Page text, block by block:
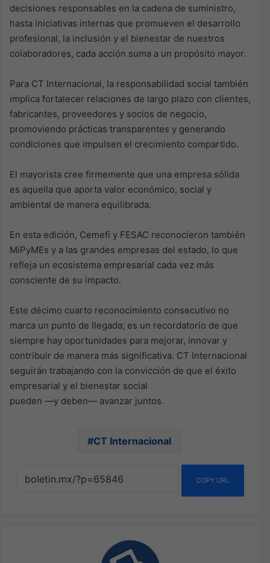
decisiones responsables en la cadena de suministro,
hasta iniciativas internas que promueven el desarrollo
profesional, la inclusión y el bienestar de nuestros
colaboradores, cada acción suma a un propósito mayor.
Para CT Internacional, la responsabilidad social también
implica fortalecer relaciones de largo plazo con clientes,
fabricantes, proveedores y socios de negocio,
promoviendo prácticas transparentes y generando
condiciones que impulsen el crecimiento compartido.
El mayorista cree firmemente que una empresa sólida
es aquella que aporta valor económico, social y
ambiental de manera equilibrada.
En esta edición, Cemefi y FESAC reconocieron también
MiPyMEs y a las grandes empresas del estado, lo que
refleja un ecosistema empresarial cada vez más
consciente de su impacto.
Este décimo cuarto reconocimiento consecutivo no
marca un punto de llegada; es un recordatorio de que
siempre hay oportunidades para mejorar, innovar y
contribuir de manera más significativa. CT Internacional
seguirán trabajando con la convicción de que el éxito
empresarial y el bienestar social
pueden —y deben— avanzar juntos.
CT Internacional
COPY URL